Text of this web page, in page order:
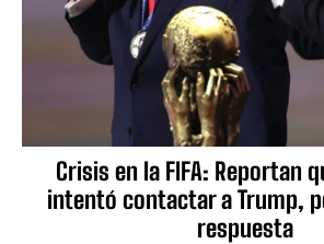
Crisis en la FIFA: Reportan
intentó contactar a Trump,
respuesta